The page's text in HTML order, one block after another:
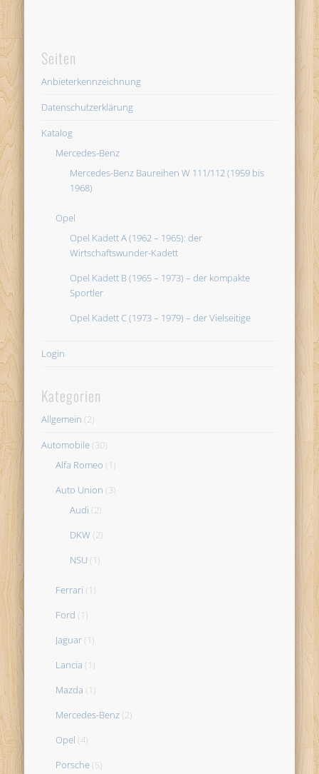
Seiten
Anbieterkennzeichnung
Datenschutzerklärung
Katalog
Mercedes-Benz
Mercedes-Benz Baureihen W 111/112 (1959 bis
1968)
Opel
Opel Kadett A (1962 – 1965): der
Wirtschaftswunder-Kadett
Opel Kadett B (1965 – 1973) – der kompakte
Sportler
Opel Kadett C (1973 – 1979) – der Vielseitige
Login
Kategorien
Allgemein (2)
Automobile (30)
Alfa Romeo (1)
Auto Union (3)
Audi (2)
DKW (2)
NSU (1)
Ferrari (1)
Ford (1)
Jaguar (1)
Lancia (1)
Mazda (1)
Mercedes-Benz (2)
Opel (4)
Porsche (5)